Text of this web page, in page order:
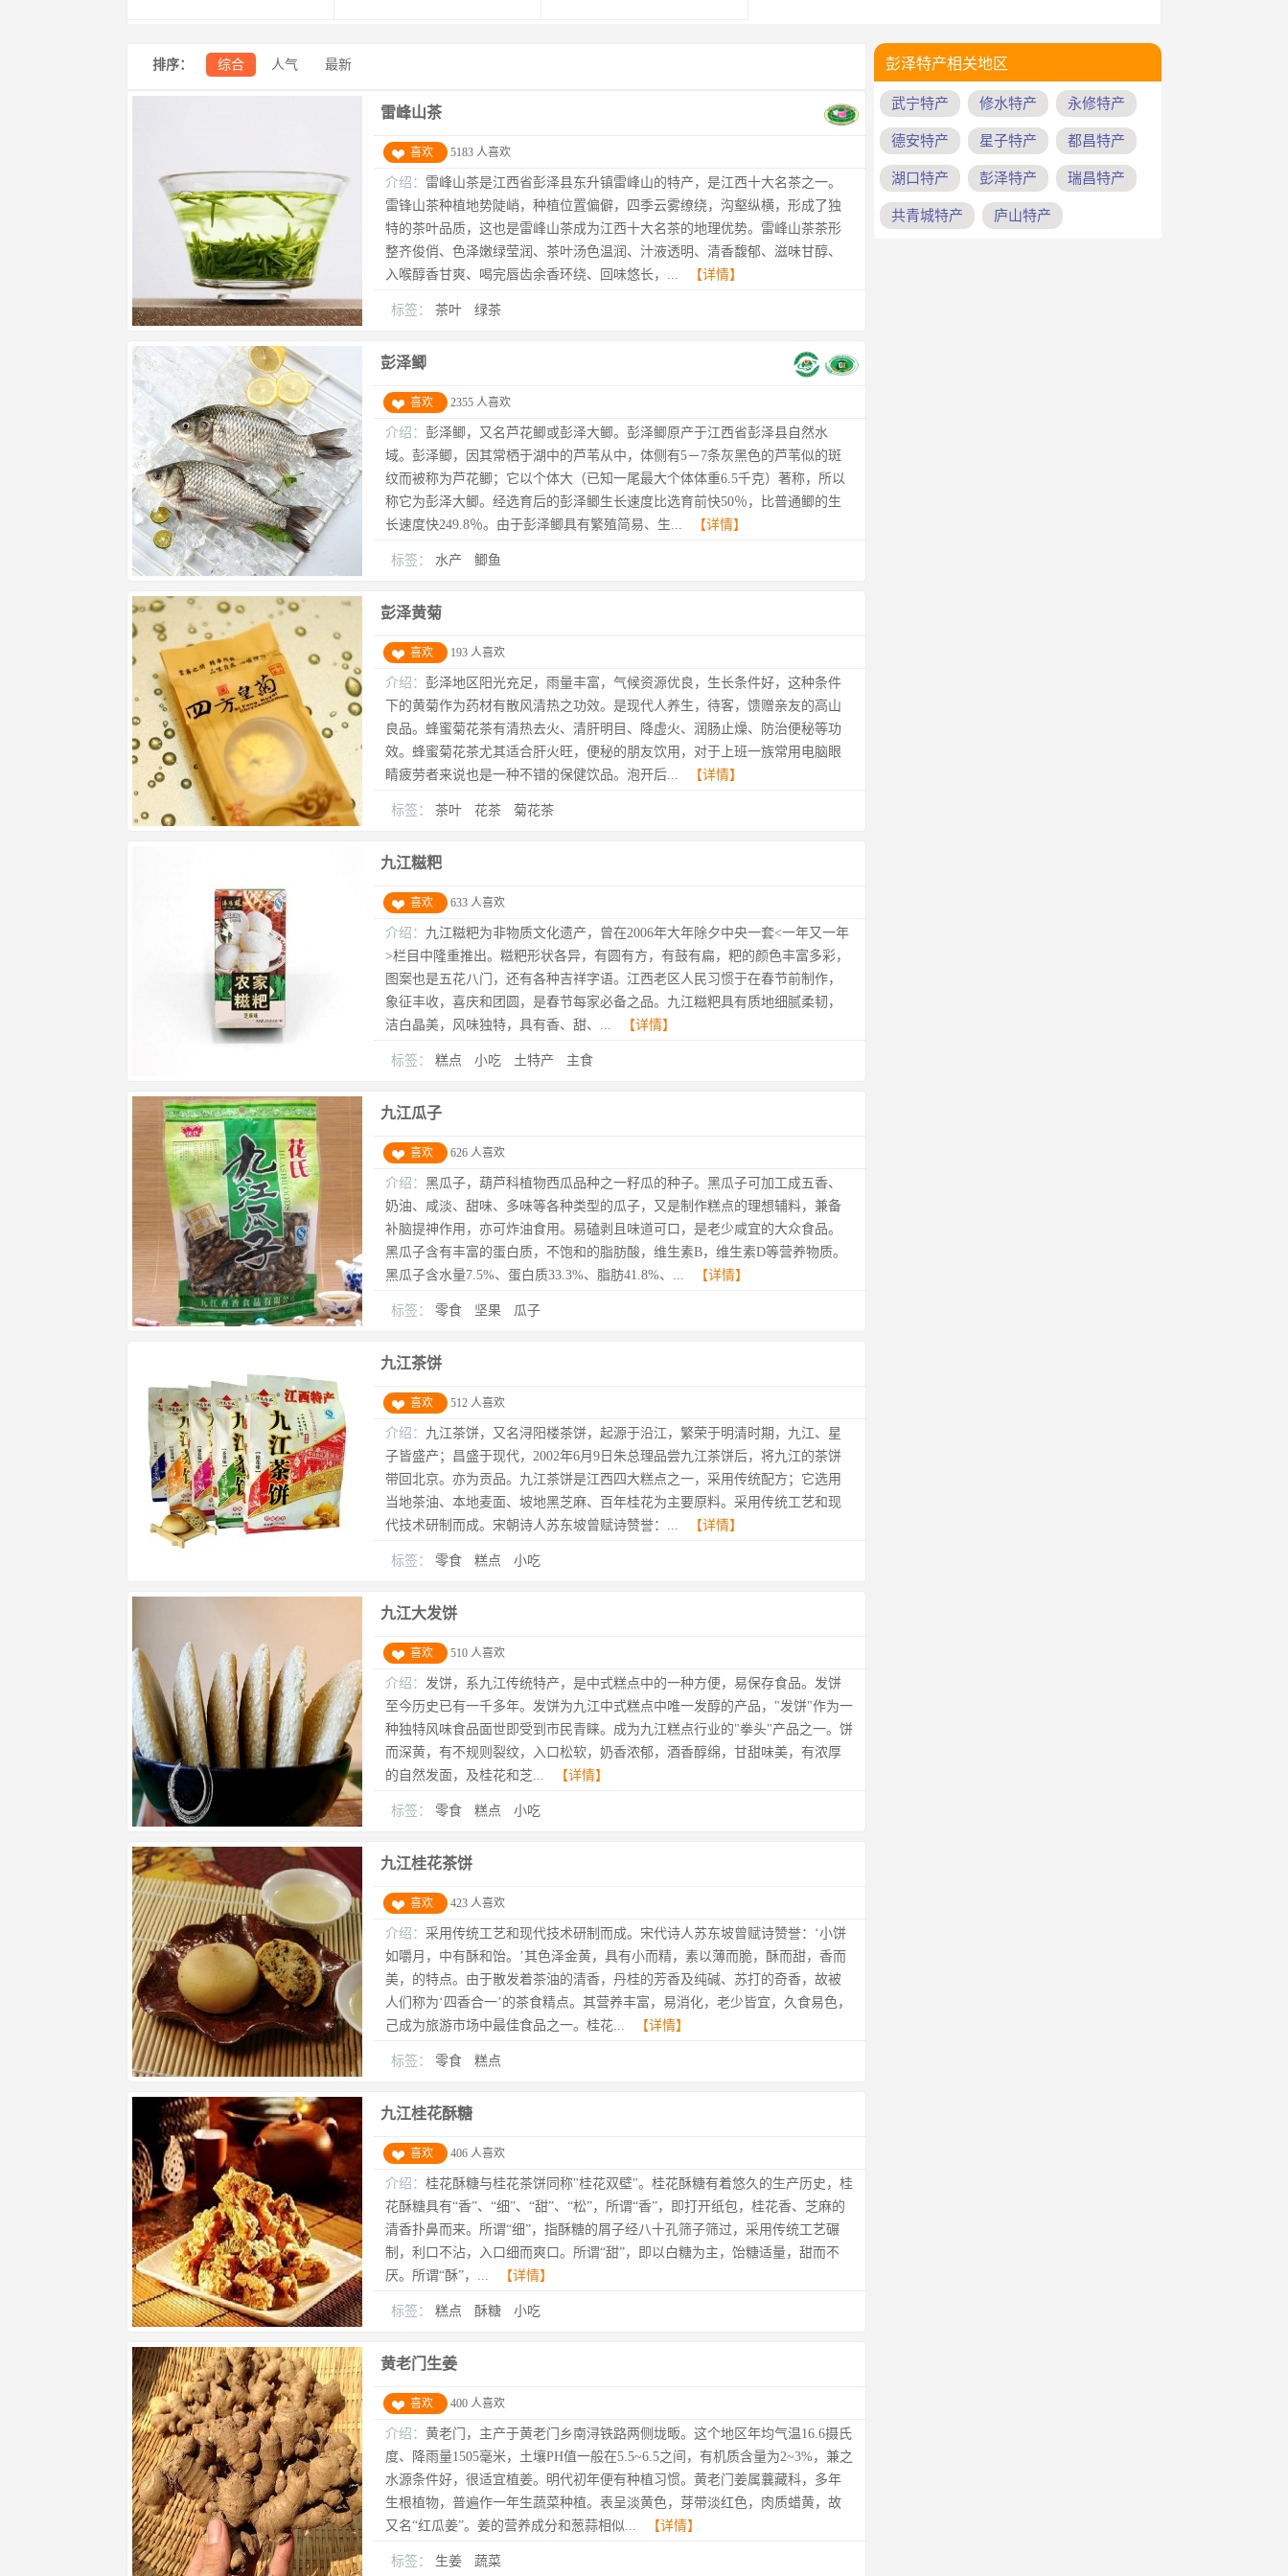
排序： 综合 人气 最新
雷峰山茶
喜欢 5183 人喜欢
介绍： 雷峰山茶是江西省彭泽县东升镇雷峰山的特产，是江西十大名茶之一。
雷锋山茶种植地势陡峭，种植位置偏僻，四季云雾缭绕，沟壑纵横，形成了独
特的茶叶品质，这也是雷峰山茶成为江西十大名茶的地理优势。雷峰山茶茶形
整齐俊俏、色泽嫩绿莹润、茶叶汤色温润、汁液透明、清香馥郁、滋味甘醇、
入喉醇香甘爽、喝完唇齿余香环绕、回味悠长，...
【详情】
标签： 茶叶 绿茶
彭泽鲫
喜欢 2355 人喜欢
介绍： 彭泽鲫，又名芦花鲫或彭泽大鲫。彭泽鲫原产于江西省彭泽县自然水
域。彭泽鲫，因其常栖于湖中的芦苇从中，体侧有5－7条灰黑色的芦苇似的斑
纹而被称为芦花鲫；它以个体大（已知一尾最大个体体重6.5千克）著称，所以
称它为彭泽大鲫。经选育后的彭泽鲫生长速度比选育前快50％，比普通鲫的生
长速度快249.8％。由于彭泽鲫具有繁殖简易、生...
【详情】
标签： 水产 鲫鱼
彭泽黄菊
喜欢 193 人喜欢
介绍： 彭泽地区阳光充足，雨量丰富，气候资源优良，生长条件好，这种条件
下的黄菊作为药材有散风清热之功效。是现代人养生，待客，馈赠亲友的高山
良品。蜂蜜菊花茶有清热去火、清肝明目、降虚火、润肠止燥、防治便秘等功
效。蜂蜜菊花茶尤其适合肝火旺，便秘的朋友饮用，对于上班一族常用电脑眼
睛疲劳者来说也是一种不错的保健饮品。泡开后...
【详情】
标签： 茶叶 花茶 菊花茶
九江糍粑
喜欢 633 人喜欢
介绍： 九江糍粑为非物质文化遗产，曾在2006年大年除夕中央一套<一年又一年
>栏目中隆重推出。糍粑形状各异，有圆有方，有鼓有扁，粑的颜色丰富多彩，
图案也是五花八门，还有各种吉祥字语。江西老区人民习惯于在春节前制作，
象征丰收，喜庆和团圆，是春节每家必备之品。九江糍粑具有质地细腻柔韧，
洁白晶美，风味独特，具有香、甜、...
【详情】
标签： 糕点 小吃 土特产 主食
九江瓜子
喜欢 626 人喜欢
介绍： 黑瓜子，葫芦科植物西瓜品种之一籽瓜的种子。黑瓜子可加工成五香、
奶油、咸淡、甜味、多味等各种类型的瓜子，又是制作糕点的理想辅料，兼备
补脑提神作用，亦可炸油食用。易磕剥且味道可口，是老少咸宜的大众食品。
黑瓜子含有丰富的蛋白质，不饱和的脂肪酸，维生素B，维生素D等营养物质。
黑瓜子含水量7.5%、蛋白质33.3%、脂肪41.8%、...
【详情】
标签： 零食 坚果 瓜子
九江茶饼
喜欢 512 人喜欢
介绍： 九江茶饼，又名浔阳楼茶饼，起源于沿江，繁荣于明清时期，九江、星
子皆盛产；昌盛于现代，2002年6月9日朱总理品尝九江茶饼后，将九江的茶饼
带回北京。亦为贡品。九江茶饼是江西四大糕点之一，采用传统配方；它选用
当地茶油、本地麦面、坡地黑芝麻、百年桂花为主要原料。采用传统工艺和现
代技术研制而成。宋朝诗人苏东坡曾赋诗赞誉：...
【详情】
标签： 零食 糕点 小吃
九江大发饼
喜欢 510 人喜欢
介绍： 发饼，系九江传统特产，是中式糕点中的一种方便，易保存食品。发饼
至今历史已有一千多年。发饼为九江中式糕点中唯一发醇的产品，"发饼"作为一
种独特风味食品面世即受到市民青睐。成为九江糕点行业的"拳头"产品之一。饼
而深黄，有不规则裂纹，入口松软，奶香浓郁，酒香醇绵，甘甜味美，有浓厚
的自然发面，及桂花和芝...
【详情】
标签： 零食 糕点 小吃
九江桂花茶饼
喜欢 423 人喜欢
介绍： 采用传统工艺和现代技术研制而成。宋代诗人苏东坡曾赋诗赞誉：‘小饼
如嚼月，中有酥和饴。’其色泽金黄，具有小而精，素以薄而脆，酥而甜，香而
美，的特点。由于散发着茶油的清香，丹桂的芳香及纯碱、苏打的奇香，故被
人们称为‘四香合一’的茶食精点。其营养丰富，易消化，老少皆宜，久食易色，
己成为旅游市场中最佳食品之一。桂花...
【详情】
标签： 零食 糕点
九江桂花酥糖
喜欢 406 人喜欢
介绍： 桂花酥糖与桂花茶饼同称"桂花双壁"。桂花酥糖有着悠久的生产历史，桂
花酥糖具有“香”、“细”、“甜”、“松”，所谓“香”，即打开纸包，桂花香、芝麻的
清香扑鼻而来。所谓“细”，指酥糖的屑子经八十孔筛子筛过，采用传统工艺碾
制，利口不沾，入口细而爽口。所谓“甜”，即以白糖为主，饴糖适量，甜而不
厌。所谓“酥”，...
【详情】
标签： 糕点 酥糖 小吃
黄老门生姜
喜欢 400 人喜欢
介绍： 黄老门，主产于黄老门乡南浔铁路两侧垅畈。这个地区年均气温16.6摄氏
度、降雨量1505毫米，土壤PH值一般在5.5~6.5之间，有机质含量为2~3%，兼之
水源条件好，很适宜植姜。明代初年便有种植习惯。黄老门姜属蘘藏科，多年
生根植物，普遍作一年生蔬菜种植。表呈淡黄色，芽带淡红色，肉质蜡黄，故
又名“红瓜姜”。姜的营养成分和葱蒜相似...
【详情】
标签： 生姜 蔬菜
彭泽特产相关地区
武宁特产 修水特产 永修特产
德安特产 星子特产 都昌特产
湖口特产 彭泽特产 瑞昌特产
共青城特产 庐山特产